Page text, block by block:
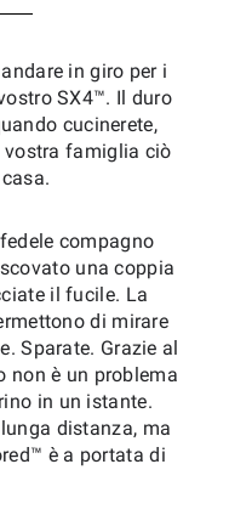
in giro per i
SX4™. Il duro
cucinerete,
vostra famiglia ciò
compagno
una coppia
il fucile. La
di mirare
Sparate. Grazie al
non è un problema
in un istante.
distanza, ma
è a portata di